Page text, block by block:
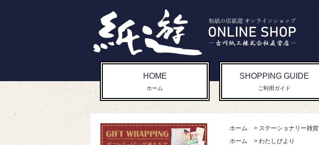
HOME
ホーム
SHOPPING GUIDE
ご利用ガイド
ホーム > ステーショナリー雑貨
ホーム
> わたしびより